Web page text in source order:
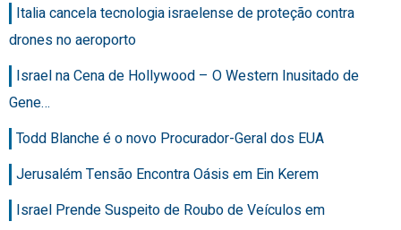
Italia cancela tecnologia israelense de proteção contra
drones no aeroporto
Israel na Cena de Hollywood – O Western Inusitado de
Gene…
Todd Blanche é o novo Procurador-Geral dos EUA
Jerusalém Tensão Encontra Oásis em Ein Kerem
Israel Prende Suspeito de Roubo de Veículos em